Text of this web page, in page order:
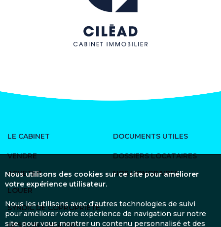
LE CABINET
VENDRE
ACHETER
LOUER
SYNDIC DE COPROPRIÉTÉ
GESTION LOCATIVE
DOCUMENTS UTILES
DOSSIERS LOCATAIRES
NOS HONORAIRES
Nous utilisons des cookies sur ce site pour améliorer
votre expérience utilisateur.
Nous les utilisons avec d'autres technologies de suivi
pour améliorer votre expérience de navigation sur notre
site, pour vous montrer un contenu personnalisé et des